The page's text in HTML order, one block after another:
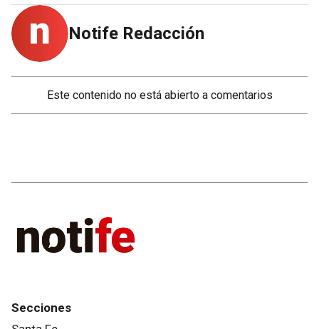
Notife Redacción
Este contenido no está abierto a comentarios
Secciones